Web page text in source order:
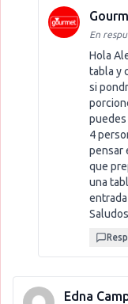
En
Hola
tabla y
si
puedes
4
pensar
que
una
Edna